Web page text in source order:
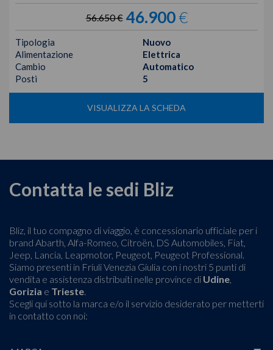
56.650 € 46.900€
Tipologia
Nuovo
Alimentazione
Elettrica
Cambio
Automatico
Posti
5
VISUALIZZA LA SCHEDA
Contatta le sedi Bliz
Bliz, il tuo compagno di viaggio, è concessionario ufficiale per i
brand Abarth, Alfa-Romeo, Citroën, DS Automobiles, Fiat,
Jeep, Lancia, Leapmotor, Peugeot, Peugeot Professional.
Siamo presenti in Friuli Venezia Giulia con i nostri 5 punti di
vendita e assistenza distribuiti nelle province di Udine,
Gorizia e Trieste.
Scegli qui sotto la marca e/o il servizio desiderato per metterti
in contatto con noi: